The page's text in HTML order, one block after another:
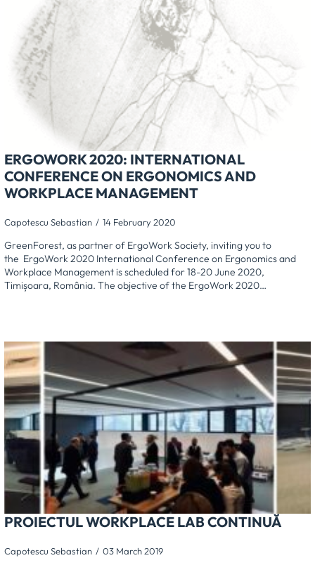
ERGOWORK 2020: INTERNATIONAL
CONFERENCE ON ERGONOMICS AND
WORKPLACE MANAGEMENT
Capotescu Sebastian 14 February 2020
GreenForest, as partner of ErgoWork Society, inviting you to
the ErgoWork 2020 International Conference on Ergonomics and
Workplace Management is scheduled for 18-20 June 2020,
Timișoara, România. The objective of the ErgoWork 2020…
PROIECTUL WORKPLACE LAB CONTINUĂ
Capotescu Sebastian 03 March 2019